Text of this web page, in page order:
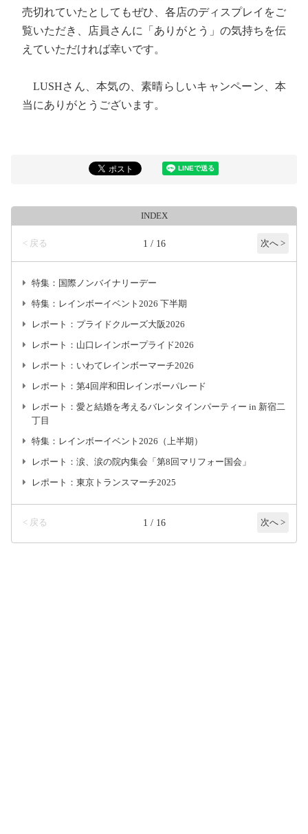
売切れていたとしてもぜひ、各店のディスプレイをご
覧いただき、店員さんに「ありがとう」の気持ちを伝
えていただければ幸いです。
LUSHさん、本気の、素晴らしいキャンペーン、本
当にありがとうございます。
INDEX
< 戻る 1 / 16 次へ >
特集：国際ノンバイナリーデー
特集：レインボーイベント2026 下半期
レポート：プライドクルーズ大阪2026
レポート：山口レインボープライド2026
レポート：いわてレインボーマーチ2026
レポート：第4回岸和田レインボーパレード
レポート：愛と結婚を考えるバレンタインパーティー in 新宿二
丁目
特集：レインボーイベント2026（上半期）
レポート：涙、涙の院内集会「第8回マリフォー国会」
レポート：東京トランスマーチ2025
< 戻る 1 / 16 次へ >